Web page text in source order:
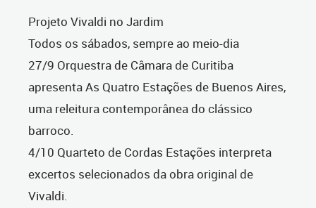
Projeto Vivaldi no Jardim
Todos os sábados, sempre ao meio-dia
27/9 Orquestra de Câmara de Curitiba
apresenta As Quatro Estações de Buenos Aires,
uma releitura contemporânea do clássico
barroco.
4/10 Quarteto de Cordas Estações interpreta
excertos selecionados da obra original de
Vivaldi.